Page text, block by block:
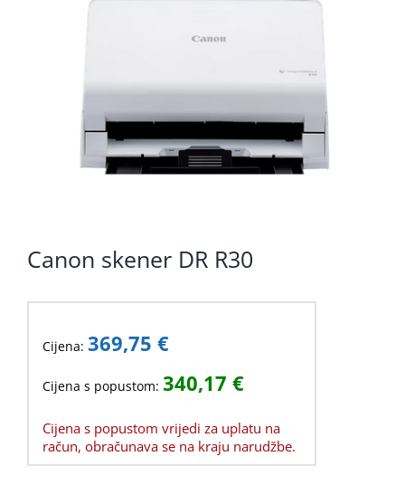
POTROŠAČKA ELEKTRONIKA
Canon skener DR R30
Cijena: 369,75 €
Cijena s popustom: 340,17 €
Cijena s popustom vrijedi za uplatu na
račun, obračunava se na kraju narudžbe.